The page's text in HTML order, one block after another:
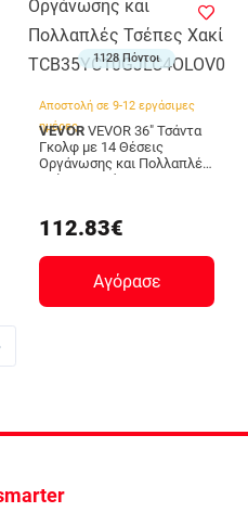
1128 Πόντοι
Αποστολή σε 9-12 εργάσιμες
ημέρες
VEVOR
Γκολφ με 14 Θέσεις
Οργάνωσης και Πολλαπλές
Τσέπες Χακί
112.83€
Αγόρασε